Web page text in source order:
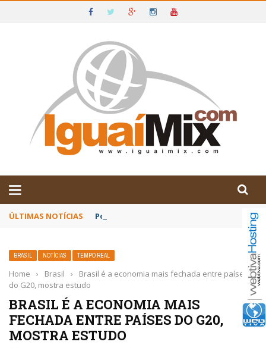
IGUAÍ E SUDOESTE DA BAHIA
ÚLTIMAS NOTÍCIAS Poetas baianos representam o Brasil no
BRASIL NOTÍCIAS TEMPO REAL
Home › Brasil ›
Brasil é a economia mais fechada entre países
do G20, mostra estudo
BRASIL É A ECONOMIA MAIS
FECHADA ENTRE PAÍSES DO G20,
MOSTRA ESTUDO